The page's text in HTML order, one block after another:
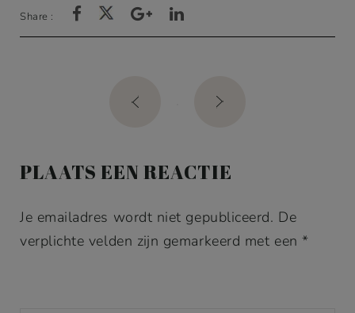
Share :
PLAATS EEN REACTIE
Je emailadres wordt niet gepubliceerd. De
verplichte velden zijn gemarkeerd met een *